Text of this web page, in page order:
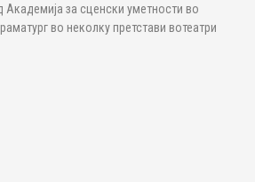
за сценски уметности во
во неколку претстави вотеатри